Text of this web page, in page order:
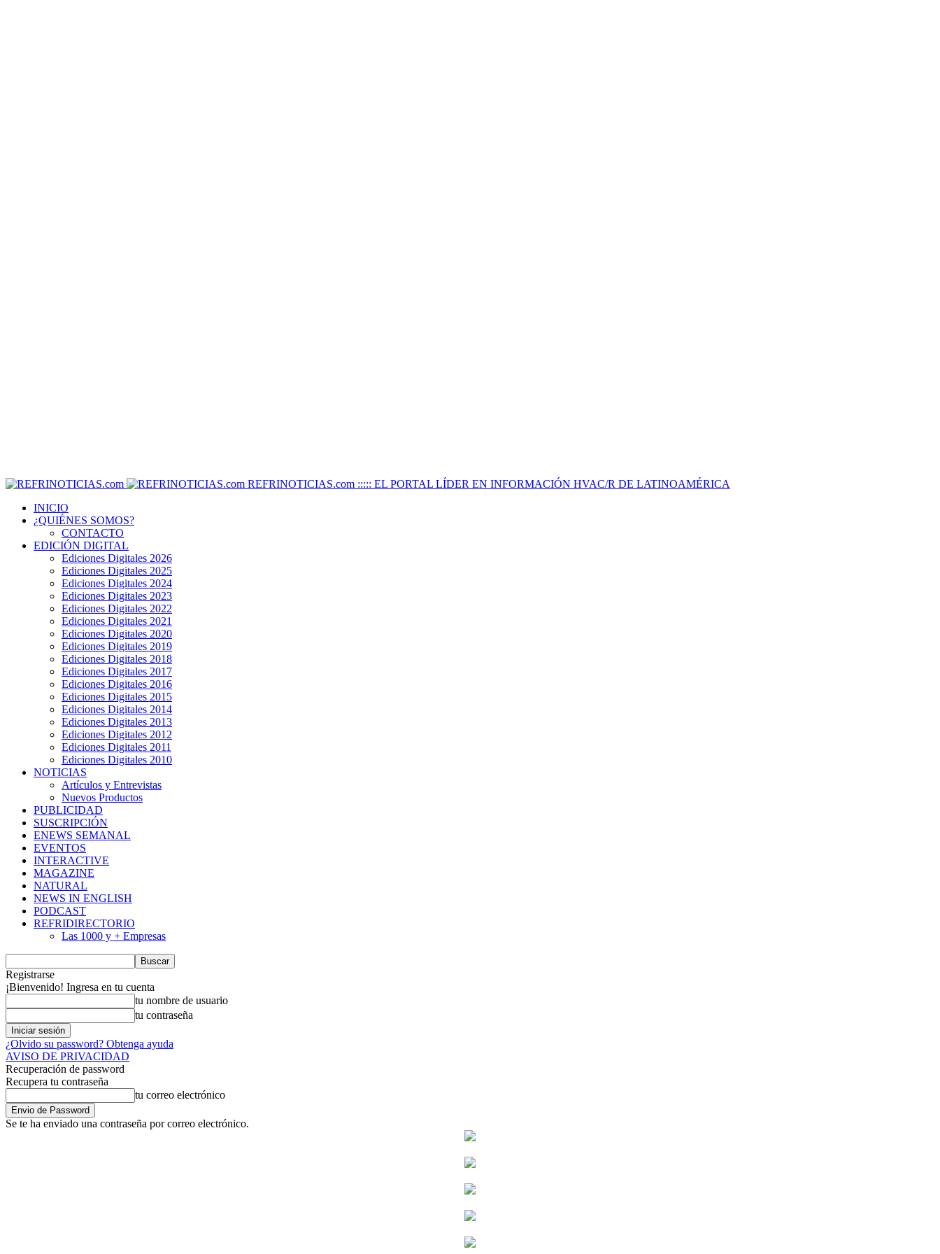
REFRINOTICIAS.com ::::: EL PORTAL LÍDER EN INFORMACIÓN HVAC/R DE LATINOAMÉRICA
INICIO
¿QUIÉNES SOMOS?
CONTACTO
EDICIÓN DIGITAL
Ediciones Digitales 2026
Ediciones Digitales 2025
Ediciones Digitales 2024
Ediciones Digitales 2023
Ediciones Digitales 2022
Ediciones Digitales 2021
Ediciones Digitales 2020
Ediciones Digitales 2019
Ediciones Digitales 2018
Ediciones Digitales 2017
Ediciones Digitales 2016
Ediciones Digitales 2015
Ediciones Digitales 2014
Ediciones Digitales 2013
Ediciones Digitales 2012
Ediciones Digitales 2011
Ediciones Digitales 2010
NOTICIAS
Artículos y Entrevistas
Nuevos Productos
PUBLICIDAD
SUSCRIPCIÓN
ENEWS SEMANAL
EVENTOS
INTERACTIVE
MAGAZINE
NATURAL
NEWS IN ENGLISH
PODCAST
REFRIDIRECTORIO
Las 1000 y + Empresas
Registrarse
¡Bienvenido! Ingresa en tu cuenta
tu nombre de usuario
tu contraseña
¿Olvido su password? Obtenga ayuda
AVISO DE PRIVACIDAD
Recuperación de password
Recupera tu contraseña
tu correo electrónico
Se te ha enviado una contraseña por correo electrónico.